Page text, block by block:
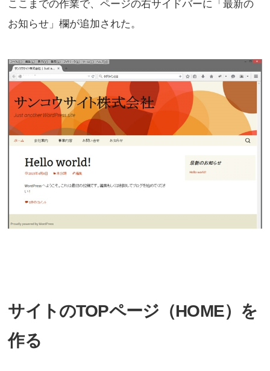
ここまでの作業で、ページの右サイドバーに「最新の
お知らせ」欄が追加された。
サイトのTOPページ（HOME）を
作る